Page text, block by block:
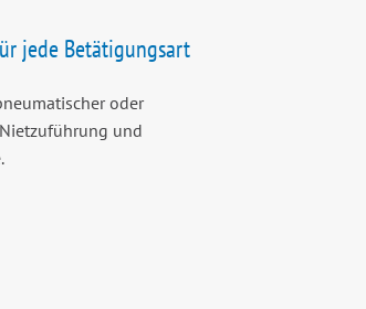
jede Betätigungsart
oder
und